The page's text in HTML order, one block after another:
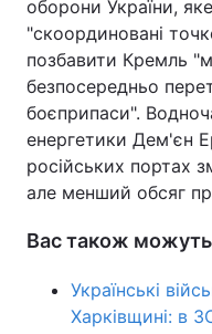
оборони України,
"скоординовані
позбавити Кремль
безпосередньо
боєприпаси".
енергетики Дем'єн
російських портах
але менший обсяг
Вас також можуть
Українські
Харківщині: в